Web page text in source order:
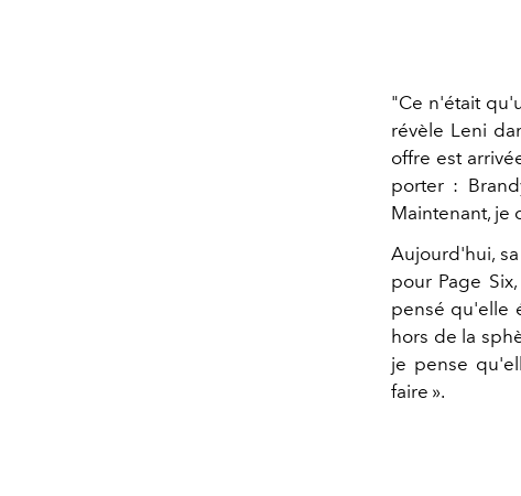
"Ce n'était
révèle Leni
offre est
porter :
Maintenant, je
Aujourd'hui,
pour Page
pensé qu'elle
hors de la
je pense
faire ».